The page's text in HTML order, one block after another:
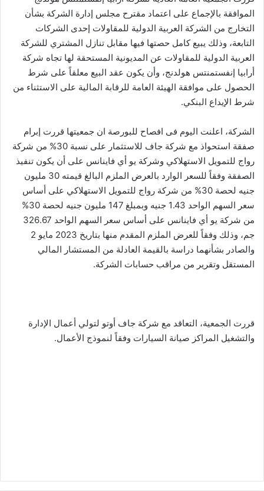
الموافقة بالإجماع على اعتماد مقترح مجلس إدارة الشركة بشأن
التخارج من الشركة العربية الدولية للمقاولات إحدى الشركات
التابعة، وذلك يبيع كامل حصتها فيها مقابل تنازل المشتري للشركة
العربية الدولية للمقاولات عن المديونية المستحقة لها تجاه شركة
أرابيا إنفستمنتس هولدنج، وأن يكون عقد البيع معلقاً على شرط
الحصول على موافقة الهيئة العامة للرقابة المالية على الاستثناء من
شرط الإيداع البنكي.
الشركة، اعلنت اليوم فى افصاح للبورصة ان جمعيتها قررت إبرام
صفقة استحواذ مع شركة جاف للاستثمار على نسبة 30% من شركة
رواج للتمويل الاستهلاكي وشركة يو أي فاينانس على أن يكون تنفيذ
الصفقة وفقاً للسعر الوارد بالعرض الملزم البالغ قيمته 30 مليون
جنيه لحصة 30% من شركة رواج للتمويل الاستهلاكي على أساس
سعر السهم الواحد 1.43 جنيه وبمبلغ 147 مليون جنيه لحصة 30%
من شركة يو أي فاينانس على أساس سعر السهم الواحد 326.67
جم، وذلك وفقاً للعرض الملزم المقدم منها بتاريخ 2023 مايو 2
والصادر بشأنهما دراسة بالقيمة العادلة من المستشار المالي
المستقل وتقرير من مراقب حسابات الشركة.
قررت الجمعية، التعاقد مع شركة جاف أوتو لتولي أعمال الإدارة
والتشغيل المراكز صيانة السيارات وفقاً لنموذج الأعمال.